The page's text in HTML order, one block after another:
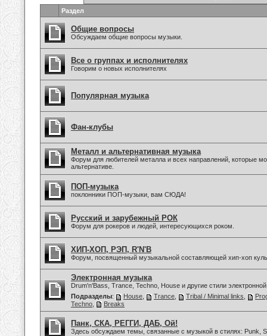
Раздел
Общие вопросы
Обсуждаем общие вопросы музыки.
Все о группах и исполнителях
Говорим о новых исполнителях
Популярная музыка
Фан-клубы
Металл и альтернативная музыка
Форум для любителей металла и всех направлений, которые
альтернативе.
ПОП-музыка
поклонники ПОП-музыки, вам СЮДА!
Русский и зарубежный РОК
Форум для рокеров и людей, интересующихся роком.
ХИП-ХОП, РЭП, R'N'B
Форум, посвященный музыкальной составляющей хип-хоп
Электронная музыка
Drum'n'Bass, Trance, Techno, House и другие стили
Подразделы: House Trance Tribal / Minimal links
Techno
Breaks
Панк, СКА, РЕГГИ, ДАБ, Ой!
Здесь обсуждаем темы, связанные с музыкой в стилях: Punk,